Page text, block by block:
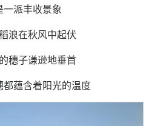
一派丰收景象
浪在秋风中起伏
穗子谦逊地垂首
都蕴含着阳光的温度